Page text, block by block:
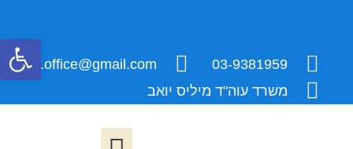
03-9381959
millis.office@gmail.com
משרד עוה"ד מיליס יואב